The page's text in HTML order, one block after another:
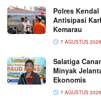
Polres
Antisipasi
Kemarau
7 AGUSTUS 2026
Salatiga
Minyak
Ekonomis
7 AGUSTUS 2026